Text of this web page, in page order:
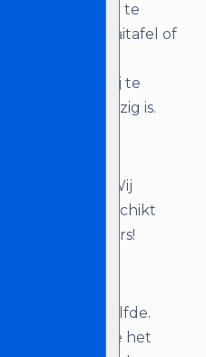
deze set aan te
een draaitafel of
mengtafel
is eenvoudig bij te
locatie aanwezig is.
bezoekers? Wij
actorset, geschikt
600 bezoekers!
is hetzelfde.
het